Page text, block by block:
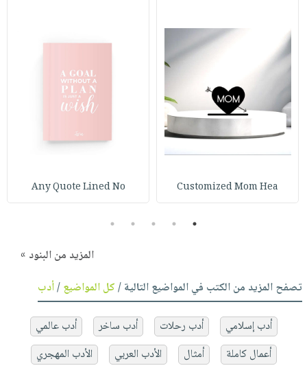
Customized Mom Hea
Any Quote Lined No
1
2
3
4
5
المزيد من البنود »
تصفح المزيد من الكتب في المواضيع التالية /كل المواضيع/أدب
أدب إسلامي أدب رحلات أدب ساخر
أدب عالمي
أعمال كاملة
أمثال الأدب العربي
الأدب المهجري